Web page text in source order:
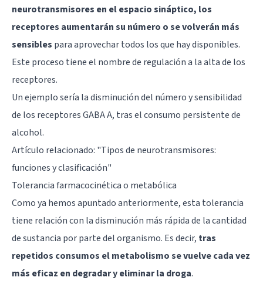
neurotransmisores en el espacio sináptico, los
receptores aumentarán su número o se volverán más
sensibles para aprovechar todos los que hay disponibles.
Este proceso tiene el nombre de regulación a la alta de los
receptores.
Un ejemplo sería la disminución del número y sensibilidad
de los receptores GABA A, tras el consumo persistente de
alcohol.
Artículo relacionado: "Tipos de neurotransmisores:
funciones y clasificación"
Tolerancia farmacocinética o metabólica
Como ya hemos apuntado anteriormente, esta tolerancia
tiene relación con la disminución más rápida de la cantidad
de sustancia por parte del organismo. Es decir, tras
repetidos consumos el metabolismo se vuelve cada vez
más eficaz en degradar y eliminar la droga.